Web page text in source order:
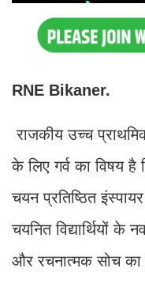
RNE Bikaner.
राजकीय उच्च
के लिए गर्व का विषय है
चयन प्रतिष्ठित
चयनित विद्यार्थियों के
और रचनात्मक सोच का